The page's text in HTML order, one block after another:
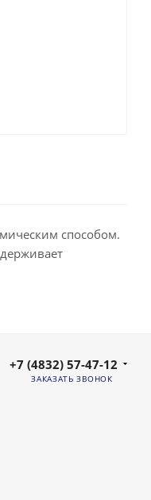
способом.
+7 (4832) 57-47-12
ЗАКАЗАТЬ ЗВОНОК